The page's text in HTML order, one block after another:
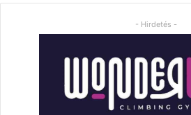
- Hirdetés -